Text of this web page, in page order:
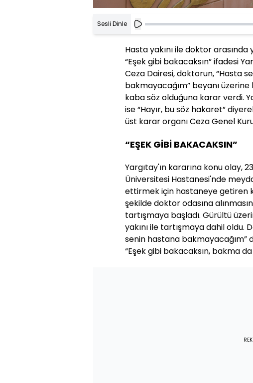
Sesli Dinle
Hasta yakını ile doktor
“Eşek gibi bakacaksın” ifadesi
Ceza Dairesi, doktorun, “Hasta
bakmayacağım” beyanı
kaba söz olduğuna karar verdi.
ise “Hayır, bu söz hakaret”
üst karar organı Ceza Genel
“EŞEK GİBİ BAKACAKSIN”
Yargıtay'ın kararına konu olay,
Üniversitesi Hastanesi'nde
ettirmek için hastaneye getiren
şekilde doktor odasına
tartışmaya başladı. Gürültü
yakını ile tartışmaya dahil oldu.
senin hastana bakmayacağım”
“Eşek gibi bakacaksın, bakma